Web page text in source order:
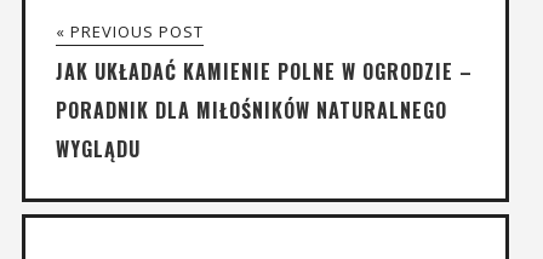
« PREVIOUS POST
JAK UKŁADAĆ KAMIENIE POLNE W OGRODZIE –
PORADNIK DLA MIŁOŚNIKÓW NATURALNEGO
WYGLĄDU